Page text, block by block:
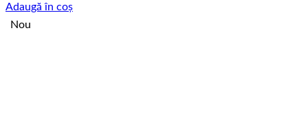
Adaugă în coș
Nou